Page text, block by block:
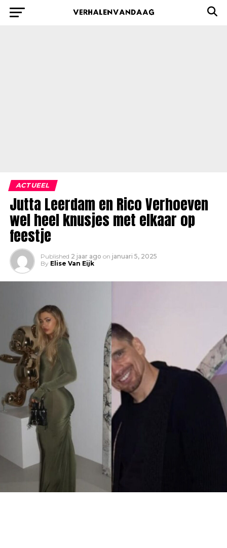
ACTUEEL
Jutta Leerdam en Rico Verhoeven
wel heel knusjes met elkaar op
feestje
Published 2 jaar ago on januari 5, 2025
By Elise Van Eijk